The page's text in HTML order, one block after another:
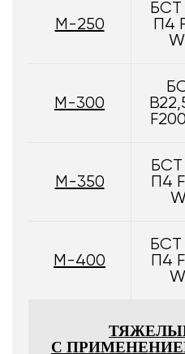
М-250
БСТ
П4
М-300
М-350
БСТ
П4
М-400
БСТ
П4
С